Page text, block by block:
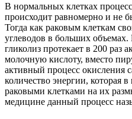
В нормальных клетках
происходит равномерно и не
Тогда как раковым клеткам
углеводов в больших
гликолиз протекает в 200 раз
молочную кислоту, вместо
активный процесс окисления
количество энергии, которая
раковыми клетками на их
медицине данный процесс